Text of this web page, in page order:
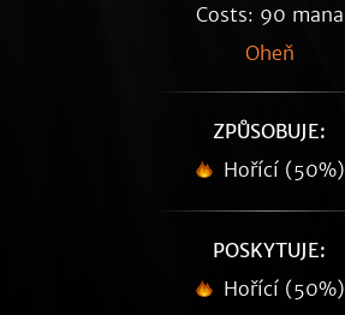
Costs: 90 mana
Oheň
ZPŮSOBUJE:
Hořící (50%)
POSKYTUJE:
Hořící (50%)